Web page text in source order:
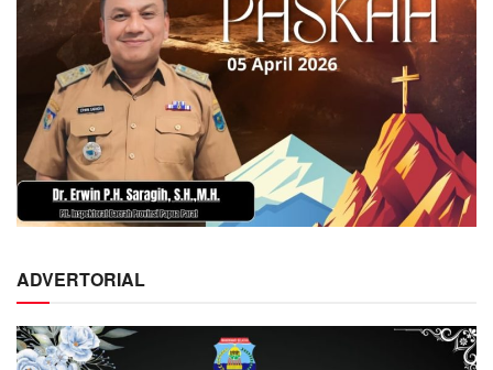
ADVERTORIAL